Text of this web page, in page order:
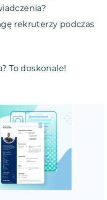
rekruterzy podczas
To doskonale!